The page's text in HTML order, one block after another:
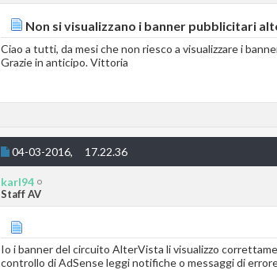
Non si visualizzano i banner pubblicitari
Ciao a tutti, da mesi che non riesco a visualizzare i
Grazie in anticipo. Vittoria
04-03-2016, 17.22.36
karl94
Staff AV
Io i banner del circuito AlterVista li visualizzo
controllo di AdSense leggi notifiche o messaggi di